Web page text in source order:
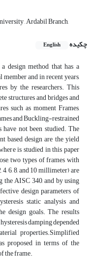
, Ardabil Branch,
چکیده
English
design method that has a
and in recent years,
by the researchers. This
structures and bridges and
such as moment Frames,
and Buckling-restrained
not been studied. The
based design are the yield
is studied in this paper
two types of frames with
6, 8, and 10 millimeter) are
the AISC 340, and by using
design parameters of
static analysis and
design goals. The results
damping depended
properties.Simplified
proposed in terms of the
the frame.